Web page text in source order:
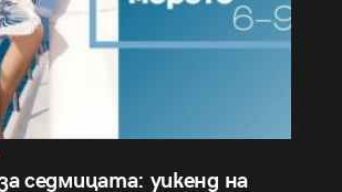
седмицата: уикенд на